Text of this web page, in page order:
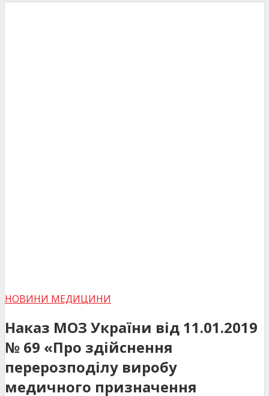
НОВИНИ МЕДИЦИНИ
Наказ МОЗ України від 11.01.2019
№ 69 «Про здійснення
перерозподілу виробу
медичного призначення